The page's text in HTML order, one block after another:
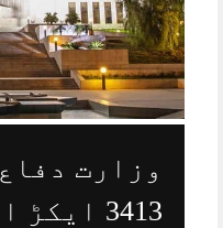
وزارت
3413